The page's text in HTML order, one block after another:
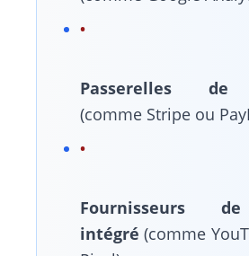
Passerelles de
(comme Stripe ou
Fournisseurs
intégré (comme